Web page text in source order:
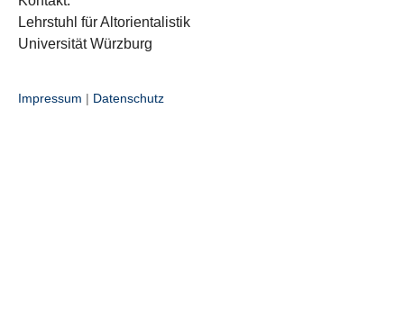
Lehrstuhl für Altorientalistik
Universität Würzburg
Impressum | Datenschutz